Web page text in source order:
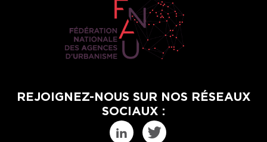
REJOIGNEZ-NOUS SUR NOS RÉSEAUX
SOCIAUX :